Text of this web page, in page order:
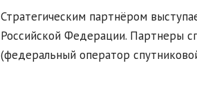
Стратегическим партнёром
Российской Федерации. Партнеры
(федеральный оператор